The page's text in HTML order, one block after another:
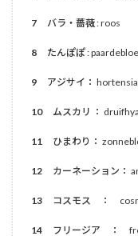
7 バラ・薔薇 : roos
8 たんぽぽ :
9 アジサイ： hortensia
10 ムスカリ ：
11 ひまわり：
12 カーネーション：
13 コスモス ：
14 フリージア ：